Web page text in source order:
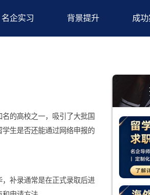
名企实习 背景提升
为中国知名的高校之一，吸引了大批国
是关于留学生是否还能通过网络申报的